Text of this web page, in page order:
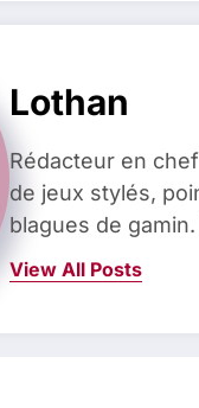
Lothan
Rédacteur en
de jeux stylés,
blagues de
View All Posts